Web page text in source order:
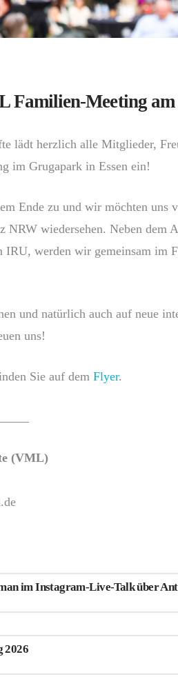
Familien-Meeting am
lädt herzlich alle Mitglieder,
im Grugapark in Essen ein!
Ende zu und wir möchten uns
NRW wiedersehen. Neben dem
IRU, werden wir gemeinsam im
und natürlich auch auf neue
uns!
Sie auf dem Flyer.
(VML)
im Instagram-Live-Talk über
2026